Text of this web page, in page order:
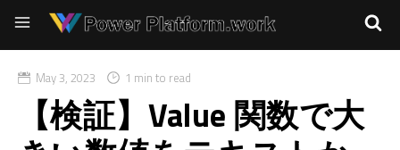
May 3, 2023 1 min to read
【検証】Value 関数で大